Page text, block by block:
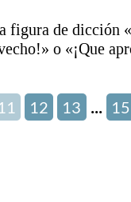
figura de dicción
o «¡Que
12 13 ... 15